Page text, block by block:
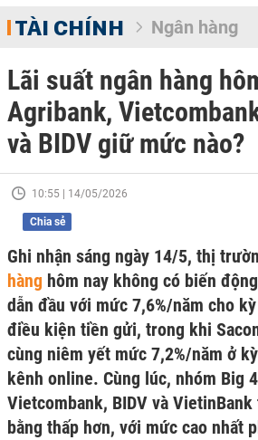
TÀI CHÍNH Ngân hàng
Lãi suất ngân hàng
Agribank,
và BIDV giữ mức nào?
10:55 | 14/05/2026
Chia sẻ
Ghi nhận sáng ngày 14/5, thị
hàng hôm nay không có biến
dẫn đầu với mức 7,6%/năm cho
điều kiện tiền gửi, trong khi
cùng niêm yết mức 7,2%/năm ở
kênh online. Cùng lúc, nhóm Big
Vietcombank, BIDV và
bằng thấp hơn, với mức cao nhất